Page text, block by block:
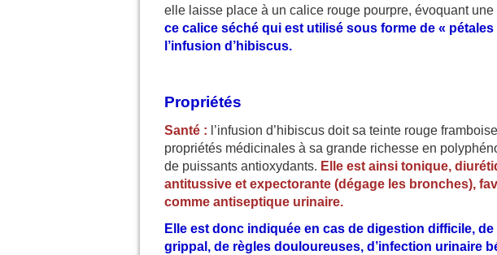
elle laisse place à un calice rouge pourpre, évoquant une
ce calice séché qui est utilisé sous forme de «
l’infusion d’hibiscus.
Propriétés
Santé : l’infusion d’hibiscus doit sa teinte rouge
propriétés médicinales à sa grande richesse en
de puissants antioxydants. Elle est ainsi tonique,
antitussive et expectorante (dégage les bronches),
comme antiseptique urinaire.
Elle est donc indiquée en cas de digestion difficile, de
grippal, de règles douloureuses, d’infection urinaire